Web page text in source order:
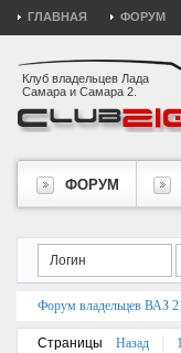
ГЛАВНАЯ ФОРУМ
Клуб владельцев Лада
Самара и Самара 2.
ФОРУМ
Форум владельцев ВАЗ
Страницы Назад 1